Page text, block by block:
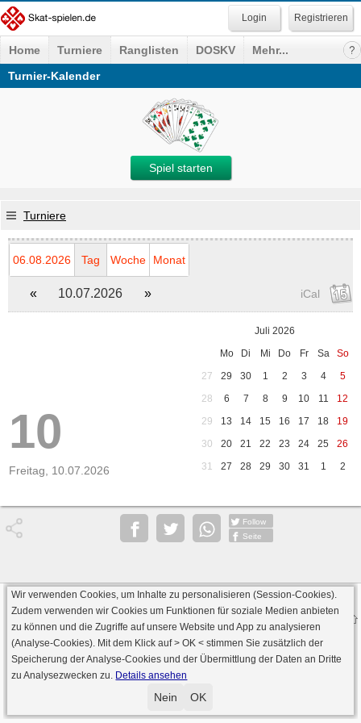
Registrieren
Home Turniere Ranglisten DOSKV
Mehr...
Turnier-Kalender
Spiel starten
Turniere
06.08.2026 Tag Woche Monat
« 10.07.2026 » iCal
10
Freitag, 10.07.2026
Juli 2026
Mo
Di Mi Do Fr Sa
So
27
29 30 1 2 3 4
5
28
6 7 8 9 10 11
12
29
13 14 15 16 17 18
19
30
20 21 22 23 24 25
26
31
27 28 29 30 31 1 2
Follow
Seite
· Serverversion: 2026 6.241 · registrierte Spieler: 501.031 ·
Online Skat Server: 142 (private Server:136)
Wir verwenden Cookies, um Inhalte zu personalisieren (Session-Cookies).
Zudem verwenden wir Cookies um Funktionen für soziale Medien anbieten
zu können und die Zugriffe auf unsere Website und App zu analysieren
(Analyse-Cookies). Mit dem Klick auf> OK < stimmen Sie zusätzlich der
Speicherung der Analyse-Cookies und der Übermittlung der Daten an Dritte
zu Analysezwecken zu. Details ansehen
Nein OK